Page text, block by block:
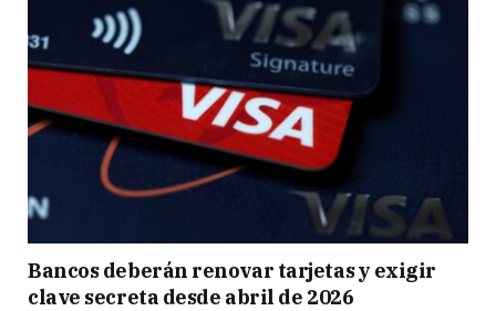
Bancos deberán renovar tarjetas y exigir
clave secreta desde abril de 2026